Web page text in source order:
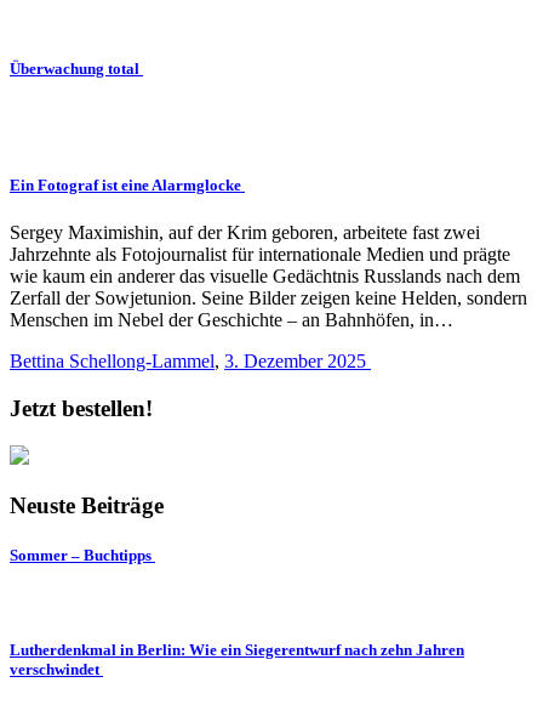
Überwachung total
Ein Fotograf ist eine Alarmglocke
Sergey Maximishin, auf der Krim geboren, arbeitete fast zwei
Jahrzehnte als Fotojournalist für internationale Medien und prägte
wie kaum ein anderer das visuelle Gedächtnis Russlands nach dem
Zerfall der Sowjetunion. Seine Bilder zeigen keine Helden, sondern
Menschen im Nebel der Geschichte – an Bahnhöfen, in…
Bettina Schellong-Lammel, 3. Dezember 2025
Jetzt bestellen!
Neuste Beiträge
Sommer – Buchtipps
Lutherdenkmal in Berlin: Wie ein Siegerentwurf nach zehn Jahren
verschwindet